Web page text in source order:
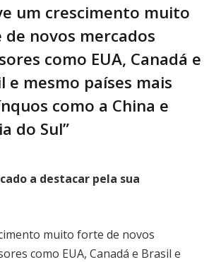
um crescimento muito
novos mercados
como EUA, Canadá e
e mesmo países mais
como a China e
do Sul”
a destacar pela sua
muito forte de novos
como EUA, Canadá e Brasil e